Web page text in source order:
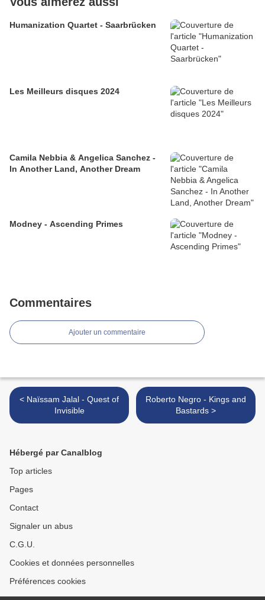
Humanization Quartet - Saarbrücken
Les Meilleurs disques 2024
Camila Nebbia & Angelica Sanchez -
In Another Land, Another Dream
Modney - Ascending Primes
Commentaires
Ajouter un commentaire
< Naïssam Jalal - Quest of
Invisible
Roberto Negro - Kings and
Bastards >
Hébergé par Canalblog
Top articles
Pages
Contact
Signaler un abus
C.G.U.
Cookies et données personnelles
Préférences cookies